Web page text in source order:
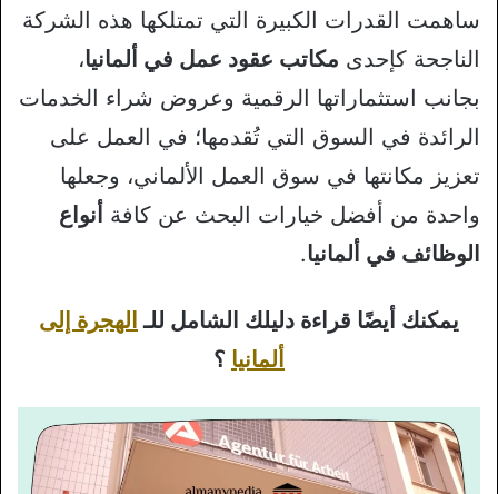
ساهمت القدرات الكبيرة التي تمتلكها هذه الشركة
الناجحة كإحدى مكاتب عقود عمل في ألمانيا،
بجانب استثماراتها الرقمية وعروض شراء الخدمات
الرائدة في السوق التي تُقدمها؛ في العمل على
تعزيز مكانتها في سوق العمل الألماني، وجعلها
واحدة من أفضل خيارات البحث عن كافة أنواع
الوظائف في ألمانيا.
يمكنك أيضًا قراءة دليلك الشامل للـ الهجرة إلى
ألمانيا ؟